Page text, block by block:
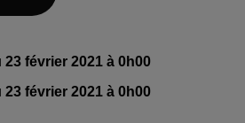
23 février 2021 à 0h00
23 février 2021 à 0h00